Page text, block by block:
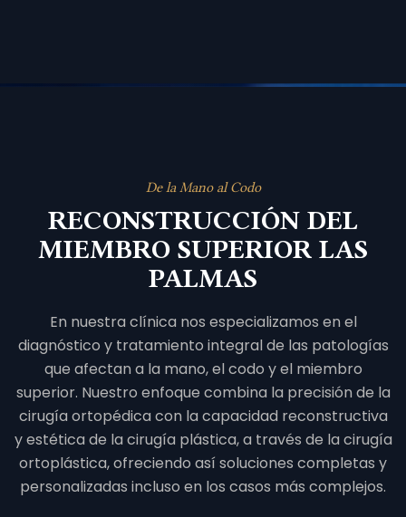
De la Mano al Codo
RECONSTRUCCIÓN DEL
MIEMBRO SUPERIOR LAS
PALMAS
En nuestra clínica nos especializamos en el
diagnóstico y tratamiento integral de las patologías
que afectan a la mano, el codo y el miembro
superior. Nuestro enfoque combina la precisión de la
cirugía ortopédica con la capacidad reconstructiva
y estética de la cirugía plástica, a través de la cirugía
ortoplástica, ofreciendo así soluciones completas y
personalizadas incluso en los casos más complejos.